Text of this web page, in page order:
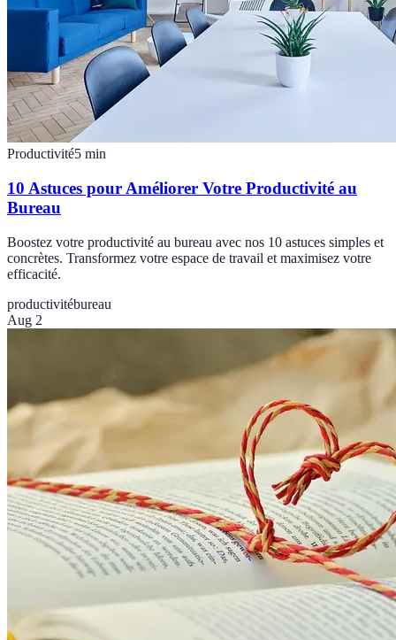
Productivité5 min
10 Astuces pour Améliorer Votre Productivité au
Bureau
Boostez votre productivité au bureau avec nos 10 astuces simples et
concrètes. Transformez votre espace de travail et maximisez votre
efficacité.
productivitébureau
Aug 2